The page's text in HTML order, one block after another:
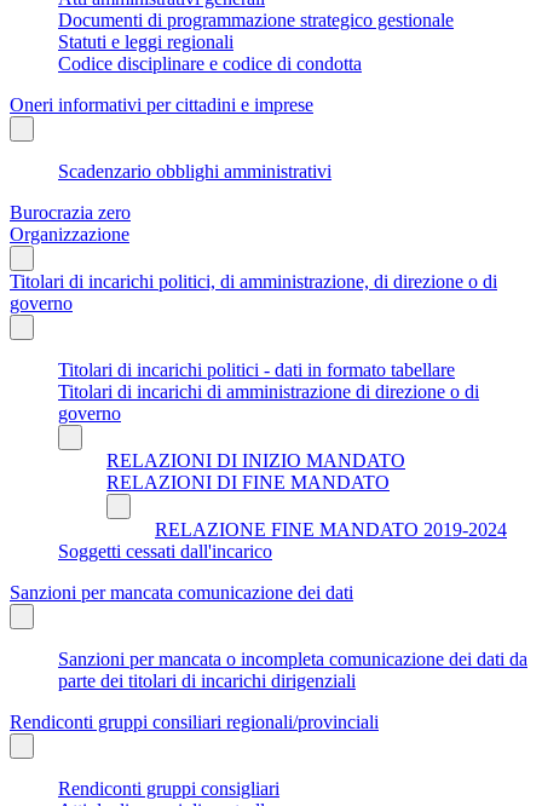
Documenti di programmazione strategico gestionale
Statuti e leggi regionali
Codice disciplinare e codice di condotta
Oneri informativi per cittadini e imprese
Scadenzario obblighi amministrativi
Burocrazia zero
Organizzazione
Titolari di incarichi politici, di amministrazione, di direzione o di
governo
Titolari di incarichi politici - dati in formato tabellare
Titolari di incarichi di amministrazione di direzione o di
governo
RELAZIONI DI INIZIO MANDATO
RELAZIONI DI FINE MANDATO
RELAZIONE FINE MANDATO 2019-2024
Soggetti cessati dall'incarico
Sanzioni per mancata comunicazione dei dati
Sanzioni per mancata o incompleta comunicazione dei dati da
parte dei titolari di incarichi dirigenziali
Rendiconti gruppi consiliari regionali/provinciali
Rendiconti gruppi consigliari